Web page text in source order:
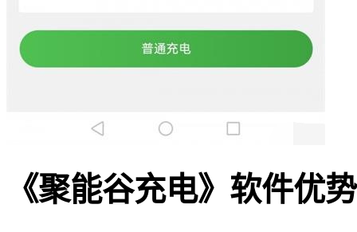
《聚能谷充电》软件优